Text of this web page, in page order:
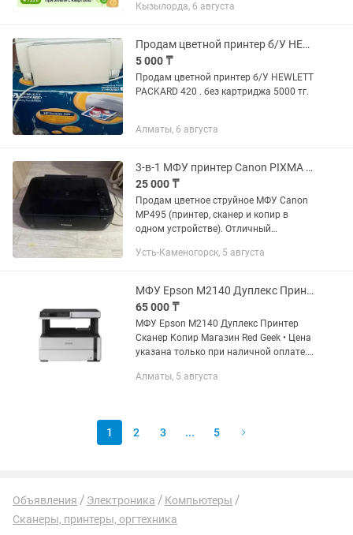
картридж 3 раза заправляли.Цену
Кызылорда, 6 августа
Продам цветной принтер б/У HEWLETT PACKARD 420 . без картриджа т
5 000 ₸
Продам цветной принтер б/У HEWLETT
PACKARD 420 . без картриджа 5000 тг.
Алматы, 6 августа
3-в-1 МФУ принтер Canon PIXMA MP495 (с Wi-Fi)
25 000 ₸
Продам цветное струйное МФУ Canon
MP495 (принтер, сканер и копир в
одном устройстве). Отличный
или распечатки документов. Функции:
Усть-Каменогорск, 5 августа
МФУ Epson M2140 Дуплекс Принтер Сканер Копир Магазин Red Geek
65 000 ₸
МФУ Epson M2140 Дуплекс Принтер
Сканер Копир Магазин Red Geek • Цена
указана только при наличной оплате.
которая на витрине • У нас вы можете
Алматы, 5 августа
1 2 3 ... 5
Объявления Электроника
Компьютеры
Сканеры, принтеры, оргтехника